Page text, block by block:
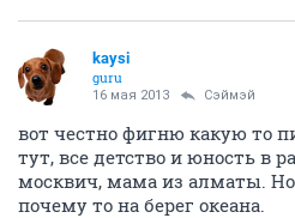
kaysi
guru
16 мая 2013 Сэймэй
вот честно фигню какую то
тут, все детство и юность в
москвич, мама из алматы.
почему то на берег океана.